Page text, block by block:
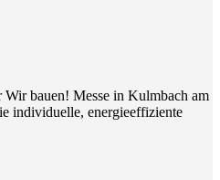
bauen! Messe in Kulmbach am
individuelle, energieeffiziente